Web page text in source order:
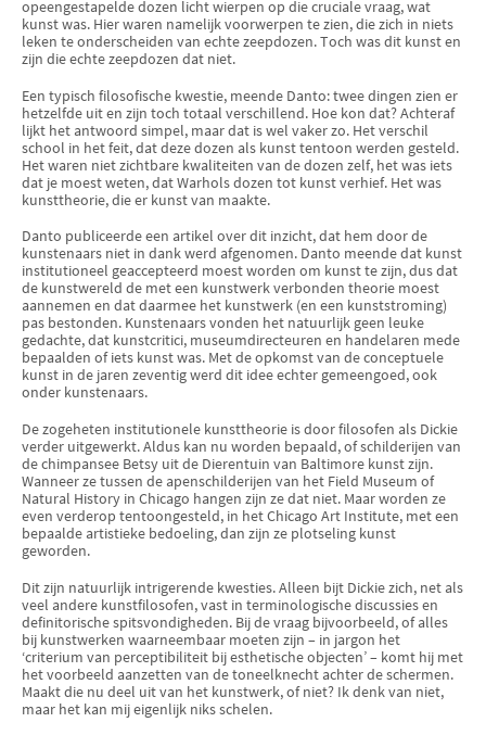
opeengestapelde dozen licht wierpen op die cruciale vraag, wat
kunst was. Hier waren namelijk voorwerpen te zien, die zich in niets
leken te onder­scheiden van echte zeepdozen. Toch was dit kunst en
zijn die echte zeepdo­zen dat niet.
Een typisch filosofische kwestie, meende Danto: twee dingen zien er
hetzelfde uit en zijn toch totaal verschillend. Hoe kon dat? Achteraf
lijkt het antwoord simpel, maar dat is wel vaker zo. Het verschil
school in het feit, dat deze dozen als kunst tentoon werden gesteld.
Het waren niet zichtbare kwaliteiten van de dozen zelf, het was iets
dat je moest weten, dat Warhols dozen tot kunst verhief. Het was
kunsttheorie, die er kunst van maakte.
Danto publiceerde een artikel over dit inzicht, dat hem door de
kunstenaars niet in dank werd afgenomen. Danto meende dat kunst
institutio­neel geaccepteerd moest worden om kunst te zijn, dus dat
de kunstwereld de met een kunstwerk verbonden theorie moest
aannemen en dat daarmee het kunstwerk (en een kunststroming)
pas bestonden. Kunste­naars vonden het natuurlijk geen leuke
gedachte, dat kunstcritici, museumdi­recteu­ren en handelaren mede
bepaalden of iets kunst was. Met de opkomst van de conceptuele
kunst in de jaren zeventig werd dit idee echter gemeen­goed, ook
onder kunstenaars.
De zogeheten institutionele kunsttheorie is door filosofen als Dickie
verder uitgewerkt. Aldus kan nu worden bepaald, of schilderijen van
de chimpansee Betsy uit de Dierentuin van Baltimore kunst zijn.
Wanneer ze tussen de apenschilderijen van het Field Museum of
Natural History in Chicago hangen zijn ze dat niet. Maar worden ze
even verderop tentoonge­steld, in het Chicago Art Institute, met een
bepaalde artistieke bedoeling, dan zijn ze plotseling kunst
geworden.
Dit zijn natuurlijk intrigerende kwesties. Alleen bijt Dickie zich, net als
veel andere kunstfilosofen, vast in terminologische discussies en
definitori­sche spitsvondigheden. Bij de vraag bijvoorbeeld, of alles
bij kunstwerken waar­neembaar moeten zijn – in jargon het
‘criterium van perceptibiliteit bij esthetische objecten’ – komt hij met
het voorbeeld aanzetten van de toneel­knecht achter de schermen.
Maakt die nu deel uit van het kunstwerk, of niet? Ik denk van niet,
maar het kan mij eigenlijk niks schelen.